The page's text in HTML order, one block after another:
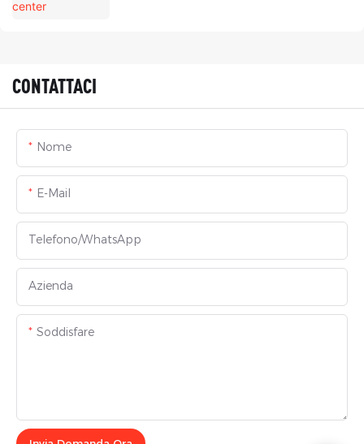
CONTATTACI
Nome
E-Mail
Telefono/WhatsApp
Azienda
Soddisfare